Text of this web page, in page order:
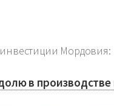
Мордовия:
в производстве